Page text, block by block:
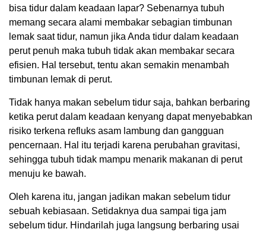
bisa tidur dalam keadaan lapar? Sebenarnya tubuh
memang secara alami membakar sebagian timbunan
lemak saat tidur, namun jika Anda tidur dalam keadaan
perut penuh maka tubuh tidak akan membakar secara
efisien. Hal tersebut, tentu akan semakin menambah
timbunan lemak di perut.
Tidak hanya makan sebelum tidur saja, bahkan berbaring
ketika perut dalam keadaan kenyang dapat menyebabkan
risiko terkena refluks asam lambung dan gangguan
pencernaan. Hal itu terjadi karena perubahan gravitasi,
sehingga tubuh tidak mampu menarik makanan di perut
menuju ke bawah.
Oleh karena itu, jangan jadikan makan sebelum tidur
sebuah kebiasaan. Setidaknya dua sampai tiga jam
sebelum tidur. Hindarilah juga langsung berbaring usai